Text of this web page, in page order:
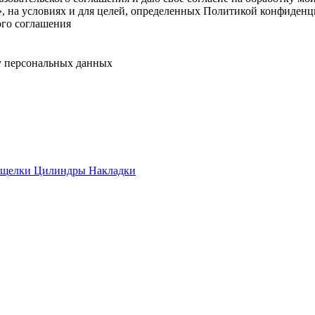
условиях и для целей, определенных Политикой
соглашения
персональных данных
Цилиндры Накладки